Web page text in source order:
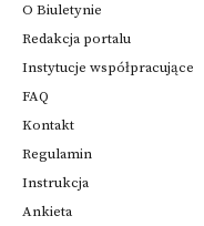
O Biuletynie
Redakcja portalu
Instytucje współpracujące
FAQ
Kontakt
Regulamin
Instrukcja
Ankieta